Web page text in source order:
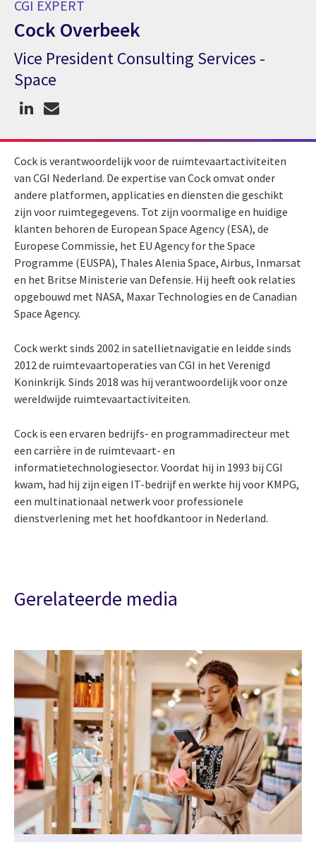
CGI EXPERT
Cock Overbeek
CGI expert Cock Overbeek
Vice President Consulting Services -
Space
Cock is verantwoordelijk voor de ruimtevaartactiviteiten
van CGI Nederland. De expertise van Cock omvat onder
andere platformen, applicaties en diensten die geschikt
zijn voor ruimtegegevens. Tot zijn voormalige en huidige
klanten behoren de European Space Agency (ESA), de
Europese Commissie, het EU Agency for the Space
Programme (EUSPA), Thales Alenia Space, Airbus, Inmarsat
en het Britse Ministerie van Defensie. Hij heeft ook relaties
opgebouwd met NASA, Maxar Technologies en de Canadian
Space Agency.
Cock werkt sinds 2002 in satellietnavigatie en leidde sinds
2012 de ruimtevaartoperaties van CGI in het Verenigd
Koninkrijk. Sinds 2018 was hij verantwoordelijk voor onze
wereldwijde ruimtevaartactiviteiten.
Cock is een ervaren bedrijfs- en programmadirecteur met
een carrière in de ruimtevaart- en
informatietechnologiesector. Voordat hij in 1993 bij CGI
kwam, had hij zijn eigen IT-bedrijf en werkte hij voor KMPG,
een multinationaal netwerk voor professionele
dienstverlening met het hoofdkantoor in Nederland.
Gerelateerde media